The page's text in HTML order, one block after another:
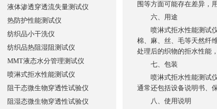
围等方面可能存在差异，
六、用途
喷淋式拒水性能测试仪
棉、麻、丝、毛等天然纤
处理后的织物的拒水性能
七、包装
喷淋式拒水性能测试仪
通常还包括设备说明书、
八、使用说明
液体渗透穿透流失量测试仪
热防护性能测试仪
纺织品小干洗仪
纺织品热阻湿阻测试仪
MMT液态水分管理测试仪
喷淋式拒水性能测试仪
阻干态微生物穿透性试验仪
阻湿态微生物穿透性试验仪